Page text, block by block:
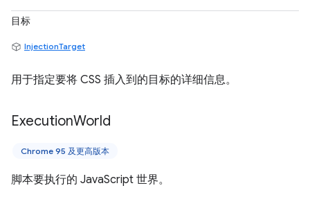
目标
InjectionTarget
用于指定要将 CSS 插入到的目标的详细信息。
ExecutionWorld
Chrome 95 及更高版本
脚本要执行的 JavaScript 世界。